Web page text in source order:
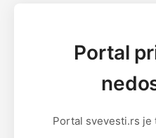
Portal
Portal svevesti.rs je